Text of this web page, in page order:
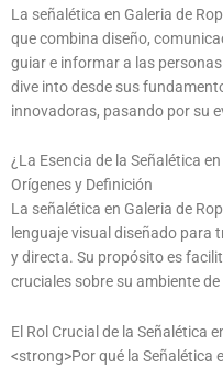
La señalética en Galeria de
que combina diseño,
guiar e informar a las
dive into desde sus
innovadoras, pasando por su
¿La Esencia de la Señalética
Orígenes y Definición
La señalética en Galeria de
lenguaje visual diseñado
y directa. Su propósito es
cruciales sobre su ambiente
El Rol Crucial de la Señalética
<strong>Por qué la Señalética